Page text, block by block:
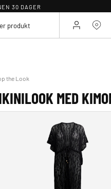
30 DAGER
the Look
MED